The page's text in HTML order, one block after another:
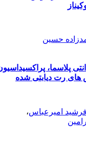
حسین
پلاسما، پراکسیداسیون
رت دیابتی شده
امیرعباس،